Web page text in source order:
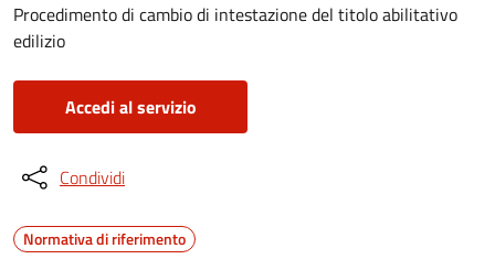
Procedimento di cambio di intestazione del titolo abilitativo
edilizio
Accedi al servizio
Condividi
Normativa di riferimento